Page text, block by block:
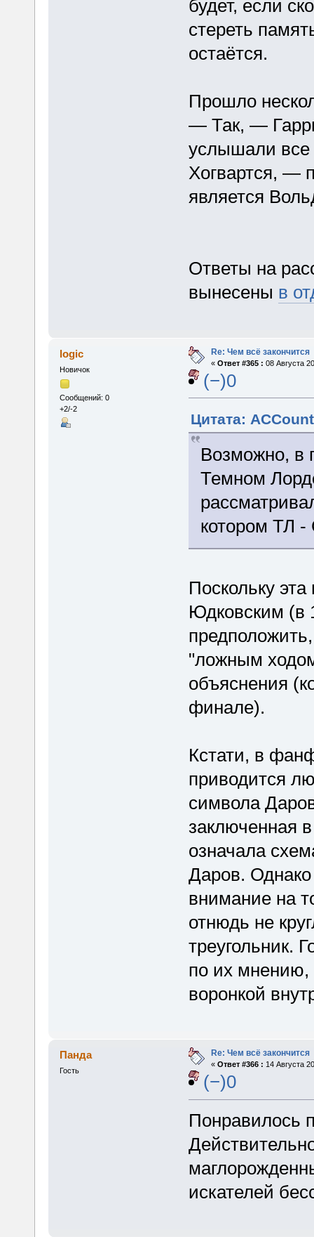
будет, если
стереть
остаётся.
Прошло
— Так, —
услышали все
Хогвартся, —
является
Ответы на
вынесены в
logic
Новичок
Сообщений: 0
+2/-2
Re: Чем всё закончится
« Ответ #365 : 08 Августа
(−)0
Цитата:
Возможно, в
Темном
котором ТЛ -
Поскольку
Юдковским (в
"ложным
объяснения
финале).
Кстати, в
приводится
символа
заключенная
означала
Даров.
внимание на
отнюдь не
треугольник.
по их мнению,
воронкой
Панда
Гость
Re: Чем всё закончится
« Ответ #366 : 14 Августа
(−)0
Понравилось
искателей